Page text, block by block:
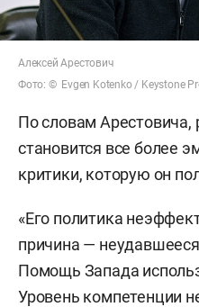
Алексей Арестович
Фото: © Evgen Kotenko / Keystone
По словам Арестовича,
становится все более
критики, которую он
«Его политика
причина —
Помощь Запада
Уровень компетенции